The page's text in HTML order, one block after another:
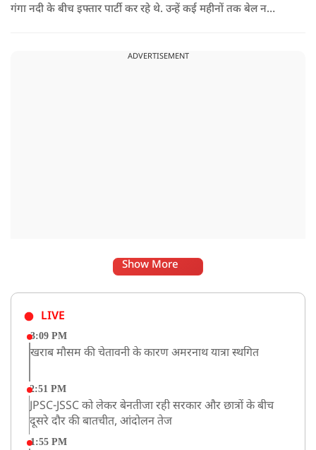
गंगा नदी के बीच इफ्तार पार्टी कर रहे थे. उन्हें कई महीनों तक बेल न
ADVERTISEMENT
Show More
LIVE
3:09 PM
खराब मौसम की चेतावनी के कारण अमरनाथ यात्रा स्थगित
2:51 PM
JPSC-JSSC को लेकर बेनतीजा रही सरकार और छात्रों के बीच
दूसरे दौर की बातचीत, आंदोलन तेज
1:55 PM